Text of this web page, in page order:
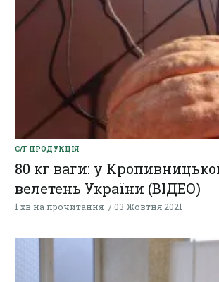
С/Г ПРОДУКЦІЯ
80 кг ваги: у
велетень України (ВІДЕО)
1 хв на прочитання 03 Жовтня 2021